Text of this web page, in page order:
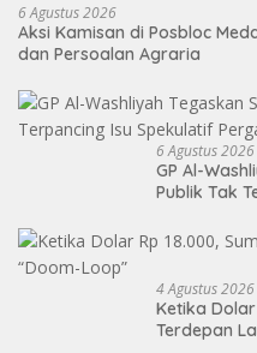
6 Agustus 2026
Aksi Kamisan di Posbloc
dan Persoalan Agraria
6 Agustus 2026
GP Al-
Publik Tak
4 Agustus 2026
Ketika
Terdepan